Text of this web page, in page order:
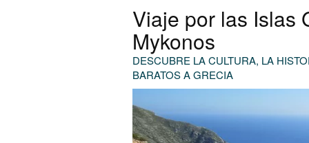
Viaje por las Islas
Mykonos
DESCUBRE LA CULTURA, LA
BARATOS A GRECIA